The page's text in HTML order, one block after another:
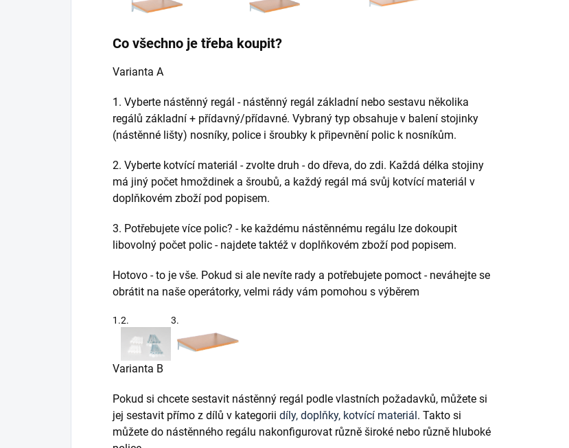
Co všechno je třeba koupit?
Varianta A
1. Vyberte nástěnný regál - nástěnný regál základní nebo sestavu několika
regálů základní + přídavný/přídavné. Vybraný typ obsahuje v balení stojinky
(nástěnné lišty) nosníky, police i šroubky k připevnění polic k nosníkům.
2. Vyberte kotvící materiál - zvolte druh - do dřeva, do zdi. Každá délka stojiny
má jiný počet hmoždinek a šroubů, a každý regál má svůj kotvící materiál v
doplňkovém zboží pod popisem.
3. Potřebujete více polic? - ke každému nástěnnému regálu lze dokoupit
libovolný počet polic - najdete taktéž v doplňkovém zboží pod popisem.
Hotovo - to je vše. Pokud si ale nevíte rady a potřebujete pomoct - neváhejte se
obrátit na naše operátorky, velmi rády vám pomohou s výběrem
1.2. 3.
Varianta B
Pokud si chcete sestavit nástěnný regál podle vlastních požadavků, můžete si
jej sestavit přímo z dílů v kategorii díly, doplňky, kotvící materiál. Takto si
můžete do nástěnného regálu nakonfigurovat různě široké nebo různě hluboké